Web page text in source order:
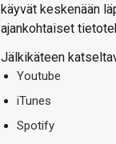
käyvät keskenään
ajankohtaiset
Jälkikäteen
Youtube
iTunes
Spotify